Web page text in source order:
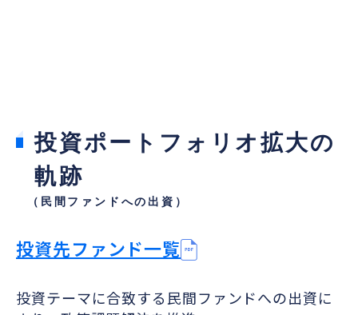
投資ポートフォリオ拡大の
軌跡
（民間ファンドへの出資）
投資先ファンド一覧
投資テーマに合致する民間ファンドへの出資に